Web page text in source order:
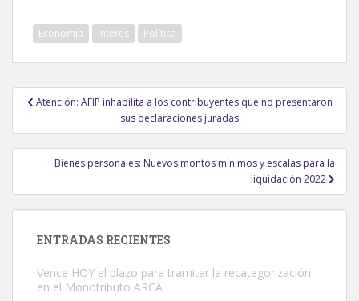
Economía Interés Política
Navegación
entradas
Atención: AFIP inhabilita a los contribuyentes que no presentaron
sus declaraciones juradas
Bienes personales: Nuevos montos mínimos y escalas para la
liquidación 2022
ENTRADAS RECIENTES
Vence HOY el plazo para tramitar la recategorización
en el Monotributo ARCA